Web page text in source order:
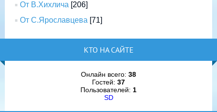
От В.Хихлича [206]
От С.Ярославцева [71]
КТО НА САЙТЕ
Онлайн всего: 38
Гостей: 37
Пользователей: 1
SD